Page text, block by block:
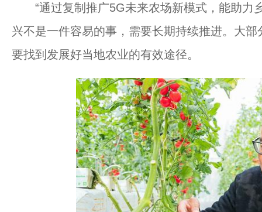
“通过复制推广5G未来农场新模式，能助力
兴不是一件容易的事，需要长期持续推进。大
要找到发展好当地农业的有效途径。